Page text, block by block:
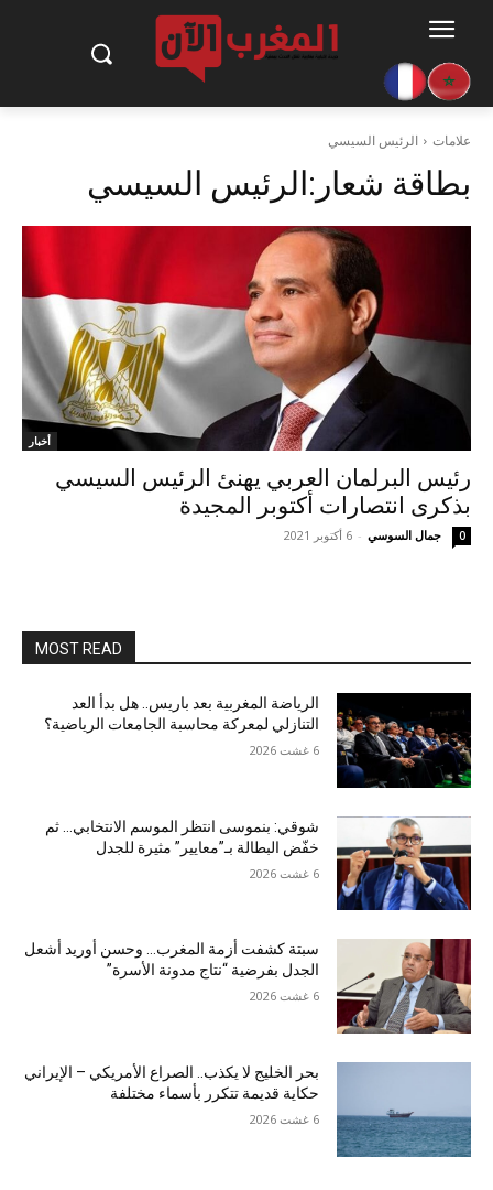
علامات الرئيس السيسي
بطاقة شعار:الرئيس السيسي
أخبار
رئيس البرلمان العربي يهنئ الرئيس السيسي
بذكرى انتصارات أكتوبر المجيدة
جمال السوسي - 6 أكتوبر 2021 0
MOST READ
الرياضة المغربية بعد باريس.. هل بدأ العد
التنازلي لمعركة محاسبة الجامعات الرياضية؟
6 غشت 2026
شوقي: بنموسى انتظر الموسم الانتخابي… ثم
خفّض البطالة بـ”معايير” مثيرة للجدل
6 غشت 2026
سبتة كشفت أزمة المغرب… وحسن أوريد أشعل
الجدل بفرضية “نتاج مدونة الأسرة”
6 غشت 2026
بحر الخليج لا يكذب.. الصراع الأمريكي – الإيراني
حكاية قديمة تتكرر بأسماء مختلفة
6 غشت 2026